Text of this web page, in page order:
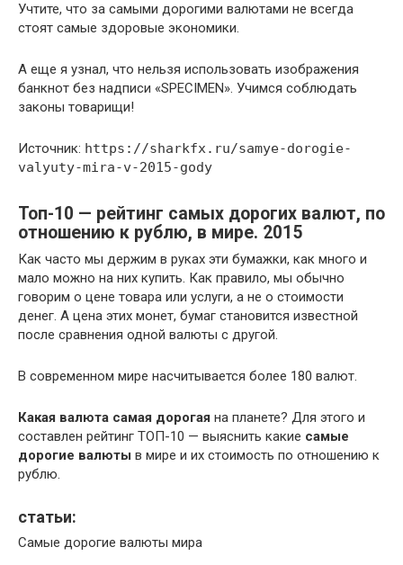
Учтите, что за самыми дорогими валютами не всегда
стоят самые здоровые экономики.
А еще я узнал, что нельзя использовать изображения
банкнот без надписи «SPECIMEN». Учимся соблюдать
законы товарищи!
Источник: https://sharkfx.ru/samye-dorogie-
valyuty-mira-v-2015-gody
Топ-10 — рейтинг самых дорогих валют, по
отношению к рублю, в мире. 2015
Как часто мы держим в руках эти бумажки, как много и
мало можно на них купить. Как правило, мы обычно
говорим о цене товара или услуги, а не о стоимости
денег. А цена этих монет, бумаг становится известной
после сравнения одной валюты с другой.
В современном мире насчитывается более 180 валют.
Какая валюта самая дорогая на планете? Для этого и
составлен рейтинг ТОП-10 — выяснить какие самые
дорогие валюты в мире и их стоимость по отношению к
рублю.
статьи:
Самые дорогие валюты мира